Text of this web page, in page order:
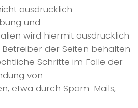
ausdrücklich
und
wird hiermit ausdrücklich
der Seiten behalten
Schritte im Falle der
von
etwa durch Spam-Mails,